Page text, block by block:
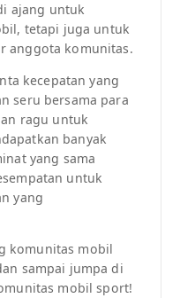
ajang untuk
tetapi juga untuk
anggota komunitas.
kecepatan yang
seru bersama para
ragu untuk
banyak
yang sama
untuk
yang
komunitas mobil
sampai jumpa di
mobil sport!